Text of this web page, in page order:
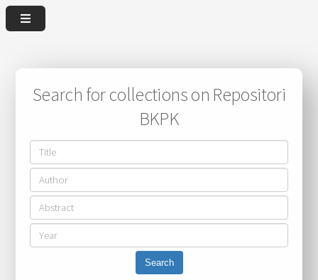
Search for collections on Repositori
BKPK
Search